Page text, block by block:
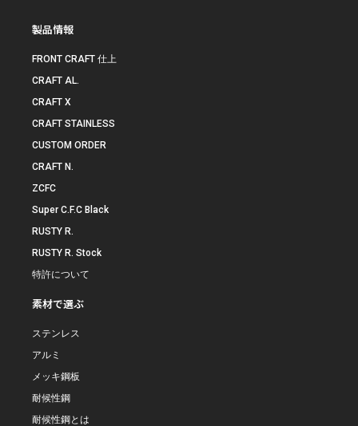
製品情報
FRONT CRAFT 仕上
CRAFT AL.
CRAFT X
CRAFT STAINLESS
CUSTOM ORDER
CRAFT N.
ZCFC
Super C.F.C Black
RUSTY R.
RUSTY R. Stock
特許について
素材で選ぶ
ステンレス
アルミ
メッキ鋼板
耐候性鋼
耐候性鋼とは